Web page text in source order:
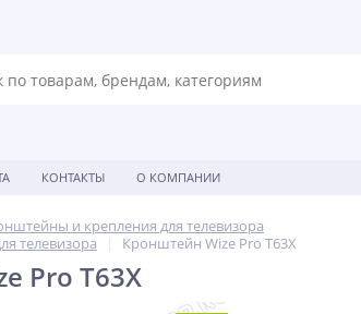
КОНТАКТЫ О КОМПАНИИ
и крепления для телевизора
телевизора
Кронштейн Wize Pro T63X
Pro T63X